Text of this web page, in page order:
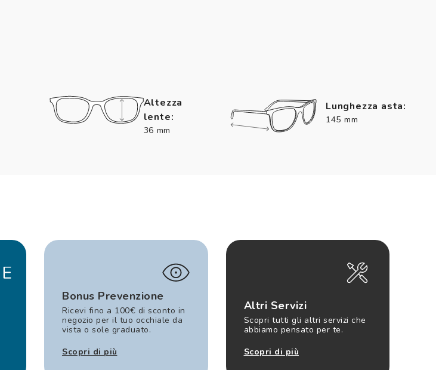
Altezza
lente:
36 mm
Lunghezza asta:
145 mm
Bonus Prevenzione
Ricevi fino a 100€ di sconto in
negozio per il tuo occhiale da
vista o sole graduato.
Scopri di più
Altri Servizi
Scopri tutti gli altri servizi che
abbiamo pensato per te.
Scopri di più